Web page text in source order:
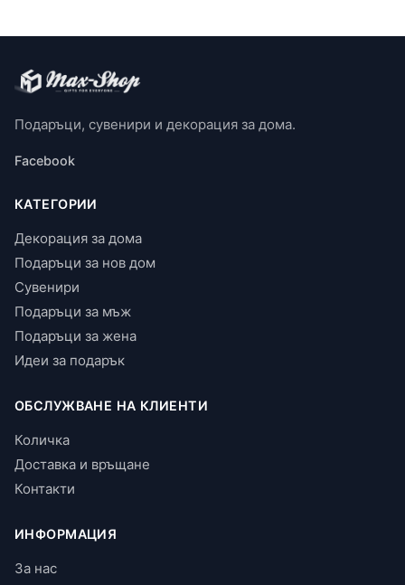
Подаръци, сувенири и декорация за дома.
Facebook
КАТЕГОРИИ
Декорация за дома
Подаръци за нов дом
Сувенири
Подаръци за мъж
Подаръци за жена
Идеи за подарък
ОБСЛУЖВАНЕ НА КЛИЕНТИ
Количка
Доставка и връщане
Контакти
ИНФОРМАЦИЯ
За нас